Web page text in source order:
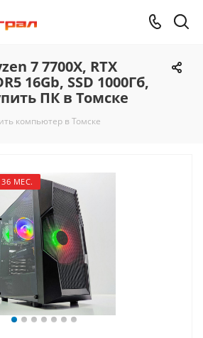
7 7700X, RTX
16Gb, SSD 1000Гб,
ПК в Томске
компьютер в Томске
МЕС.